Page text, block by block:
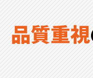
品質重視